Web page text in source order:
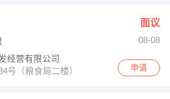
面议
08-08
经营有限公司
号（粮食局二楼）
申请